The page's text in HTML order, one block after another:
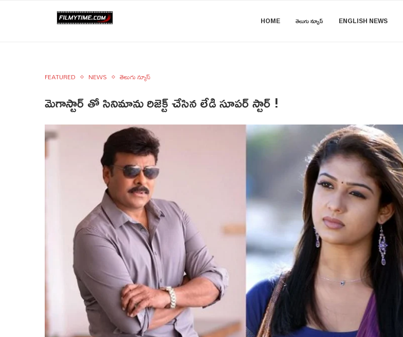
HOME తెలుగు న్యూస్ ENGLISH NEWS
FEATURED NEWS తెలుగు న్యూస్
మెగాస్టార్ తో సినిమాను రిజెక్ట్ చేసిన లేడి సూపర్ స్టార్ !